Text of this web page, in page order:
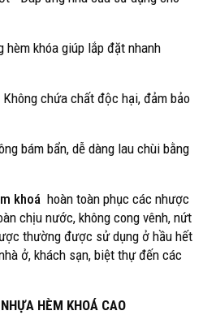
hèm khóa giúp lắp đặt nhanh
chứa chất độc hại, đảm bảo
bám bẩn, dễ dàng lau chùi bằng
khoá hoàn toàn phục các nhược
chịu nước, không cong vênh, nứt
thường được sử dụng ở hầu hết
ở, khách sạn, biệt thự đến các
HÈM KHOÁ CAO